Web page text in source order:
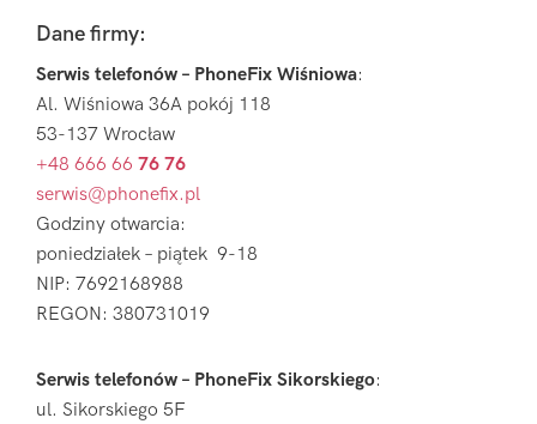
FooterDane firmy:
Serwis telefonów – PhoneFix Wiśniowa:
Al. Wiśniowa 36A pokój 118
53-137 Wrocław
+48 666 66 76 76
serwis@phonefix.pl
Godziny otwarcia:
poniedziałek – piątek 9-18
NIP: 7692168988
REGON: 380731019
Serwis telefonów – PhoneFix Sikorskiego:
ul. Sikorskiego 5F